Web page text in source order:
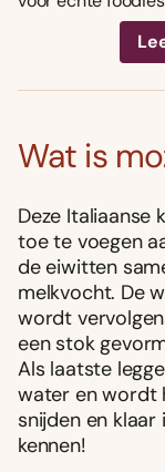
Wat is
Deze
toe te voegen
de eiwitten
melkvocht. De
wordt
een stok
Als laatste
water en wordt
snijden en
kennen!